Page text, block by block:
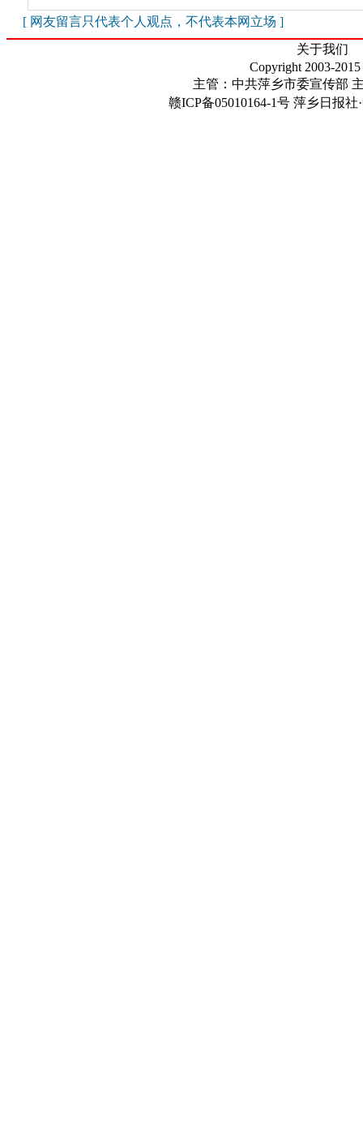
[ 网友留言只代表个人观点，不代表本网立场 ]
关于我们
Copyright 2003-
主管：中共萍乡市委宣传部
赣ICP备05010164-1号 萍乡日报社